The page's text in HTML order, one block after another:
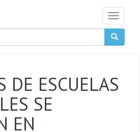
Toggle
DE ESCUELAS
SE
EN